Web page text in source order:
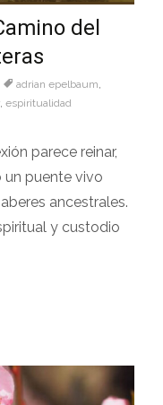
del
adrian epelbaum,
, espiritualidad
parece reinar,
puente vivo
ancestrales.
y custodio